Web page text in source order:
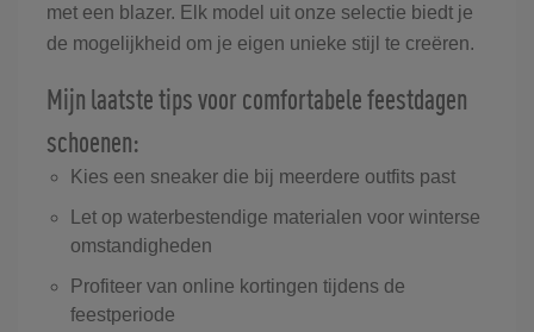
met een blazer. Elk model uit onze selectie biedt je
de mogelijkheid om je eigen unieke stijl te creëren.
Mijn laatste tips voor comfortabele feestdagen
schoenen:
Kies een sneaker die bij meerdere outfits past
Let op waterbestendige materialen voor winterse
omstandigheden
Profiteer van online kortingen tijdens de
feestperiode